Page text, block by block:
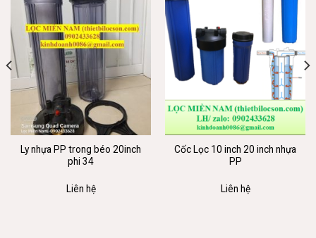
Ly nhựa PP trong béo 20inch
phi 34
Liên hệ
Cốc Lọc 10 inch 20 inch nhựa
PP
Liên hệ